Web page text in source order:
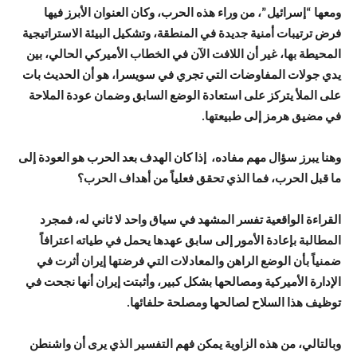
ومعها “إسرائيل”، من وراء هذه الحرب، وكان العنوان الأبرز فيها
فرض ترتيبات أمنية جديدة في المنطقة، وتشكيل البيئة الاستراتيجية
المحيطة بها، غير أن اللافت الآن في الخطاب الأميركي الحالي، بين
يدي جولات المفاوضات التي تجري في سويسرا، هو أن الحديث بات
على الملأ يتركز على استعادة الوضع السابق وضمان عودة الملاحة
في مضيق هرمز إلى طبيعتها.
وهنا يبرز سؤال مهم مفاده، إذا كان الهدف بعد الحرب هو العودة إلى
ما قبل الحرب، فما الذي تحقق فعلياً من أهداف الحرب؟
القراءة الواقعية تفسر المشهد في سياق واحد لا ثاني له، فمجرد
المطالبة بإعادة الأمور إلى سابق عهدها يحمل في طياته اعترافاً
ضمنياً بأن الوضع الراهن والمعادلات التي فرضتها إيران أثرت في
الإدارة الأميركية ومصالحها بشكل كبير، وأثبتت إيران أنها نجحت في
توظيف هذا السلاح لصالحها ومصلحة حلفائها.
وبالتالي، من هذه الزاوية يمكن فهم التفسير الذي يرى أن واشنطن